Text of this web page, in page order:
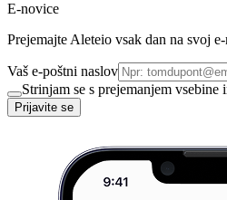
E-novice
Prejemajte Aleteio vsak dan na svoj
Vaš e-poštni naslov
Strinjam se s prejemanjem vsebine
Prijavite se